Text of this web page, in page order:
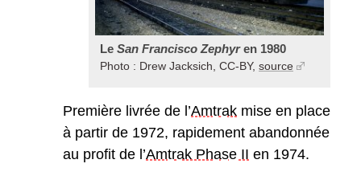
Le San Francisco Zephyren 1980
Photo : Drew Jacksich, CC-BY, source
Première livrée de l’Amtrak mise en place
à partir de 1972, rapidement abandonnée
au profit de l’Amtrak Phase II en 1974.